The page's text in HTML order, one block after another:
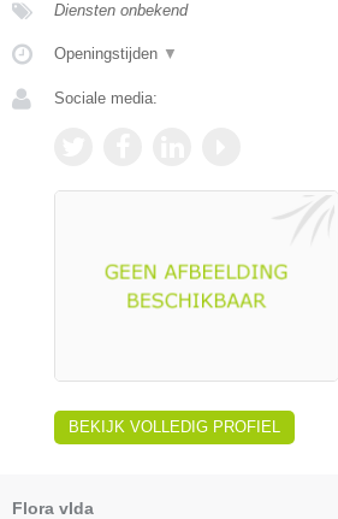
Diensten onbekend
Openingstijden ▼
Sociale media:
BEKIJK VOLLEDIG PROFIEL
Flora vIda